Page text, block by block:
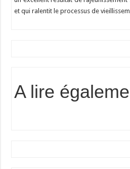
et qui ralentit le processus de
A lire